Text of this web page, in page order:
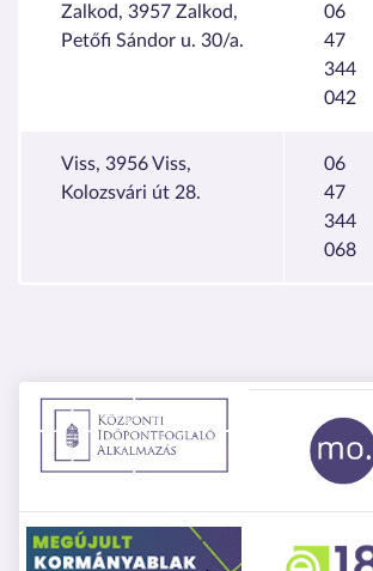
Zalkod, 3957 Zalkod,
Petőfi Sándor u. 30/a.
06
47
344
042
Viss, 3956 Viss,
Kolozsvári út 28.
06
47
344
068